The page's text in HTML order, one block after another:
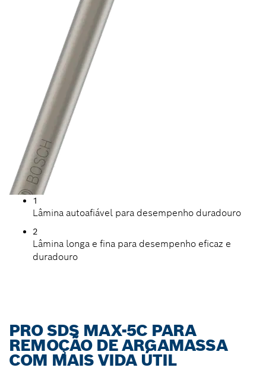
1
Lâmina autoafiável para desempenho duradouro
2
Lâmina longa e fina para desempenho eficaz e
duradouro
PRO SDS MAX-5C PARA
REMOÇÃO DE ARGAMASSA
COM MAIS VIDA ÚTIL